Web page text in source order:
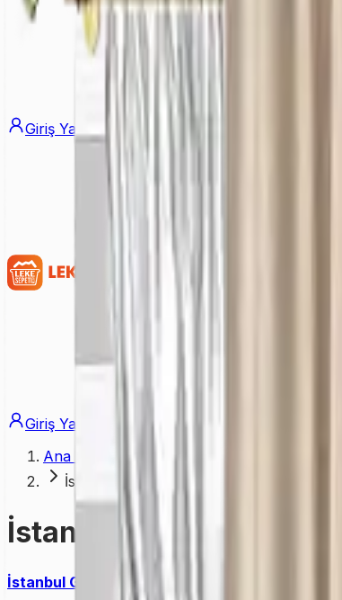
Giriş Yap
Giriş Yap
Ana Sayfa
İstanbul Gaziosmanpaşa Perde Yıkama
İstanbul
İstanbul Gaziosmanpaşa’da perde yıkama